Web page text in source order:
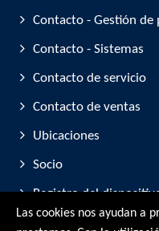
Contacto - Gestión de
Contacto - Sistemas
Contacto de servicio
Contacto de ventas
Ubicaciones
Socio
Registro del
Participación en ferias
Las cookies nos ayudan a